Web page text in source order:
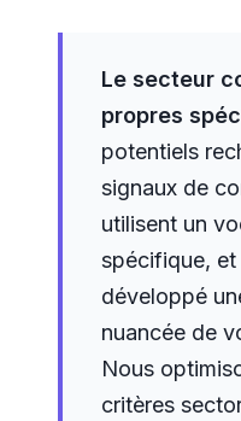
Le secteur
propres
potentiels
signaux de
utilisent un
spécifique,
développé
nuancée de
Nous
critères